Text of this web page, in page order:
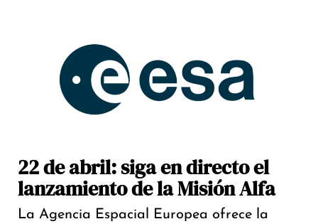
22 de abril: siga en directo el
lanzamiento de la Misión Alfa
La Agencia Espacial Europea ofrece la